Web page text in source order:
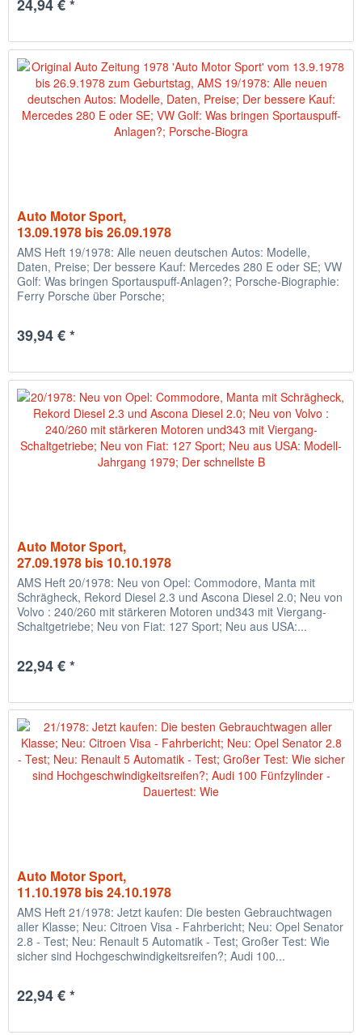
24,94 € *
Auto Motor Sport,
13.09.1978 bis 26.09.1978
AMS Heft 19/1978: Alle neuen deutschen Autos: Modelle,
Daten, Preise; Der bessere Kauf: Mercedes 280 E oder SE; VW
Golf: Was bringen Sportauspuff-Anlagen?; Porsche-Biographie:
Ferry Porsche über Porsche;
39,94 € *
Auto Motor Sport,
27.09.1978 bis 10.10.1978
AMS Heft 20/1978: Neu von Opel: Commodore, Manta mit
Schrägheck, Rekord Diesel 2.3 und Ascona Diesel 2.0; Neu von
Volvo : 240/260 mit stärkeren Motoren und343 mit Viergang-
Schaltgetriebe; Neu von Fiat: 127 Sport; Neu aus USA:...
22,94 € *
Auto Motor Sport,
11.10.1978 bis 24.10.1978
AMS Heft 21/1978: Jetzt kaufen: Die besten Gebrauchtwagen
aller Klasse; Neu: Citroen Visa - Fahrbericht; Neu: Opel Senator
2.8 - Test; Neu: Renault 5 Automatik - Test; Großer Test: Wie
sicher sind Hochgeschwindigkeitsreifen?; Audi 100...
22,94 € *